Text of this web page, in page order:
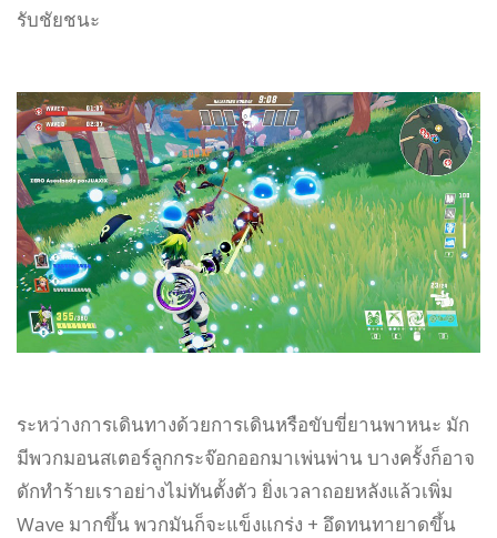
รับชัยชนะ
ระหว่างการเดินทางด้วยการเดินหรือขับขี่ยานพาหนะ มัก
มีพวกมอนสเตอร์ลูกกระจ๊อกออกมาเพ่นพ่าน บางครั้งก็อาจ
ดักทำร้ายเราอย่างไม่ทันตั้งตัว ยิ่งเวลาถอยหลังแล้วเพิ่ม
Wave มากขึ้น พวกมันก็จะแข็งแกร่ง + อึดทนทายาดขึ้น